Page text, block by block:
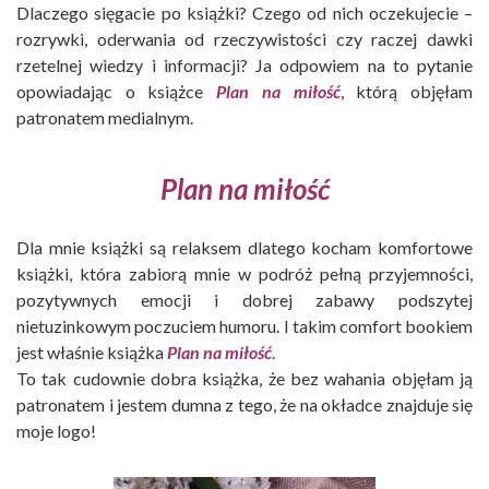
Dlaczego sięgacie po książki? Czego od nich oczekujecie –
rozrywki, oderwania od rzeczywistości czy raczej dawki
rzetelnej wiedzy i informacji? Ja odpowiem na to pytanie
opowiadając o książce
Plan na miłość, którą objęłam
patronatem medialnym.
Plan na miłość
Dla mnie książki są relaksem dlatego kocham komfortowe
książki, która zabiorą mnie w podróż pełną przyjemności,
pozytywnych emocji i dobrej zabawy podszytej
nietuzinkowym poczuciem humoru. I takim comfort bookiem
jest właśnie książka Plan na miłość
To tak cudownie dobra książka, że bez wahania objęłam ją
patronatem i jestem dumna z tego, że na okładce znajduje się
moje logo!